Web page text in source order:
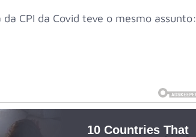
CPI da Covid teve o mesmo assunto: